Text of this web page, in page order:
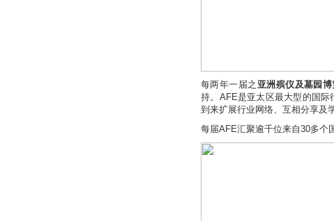
每两年一届之 亚洲殡仪及墓园博
持。AFE是亚太区最大型的国际
到来扩展行业网络、互相分享及
每届AFE汇聚逾千位来自30多个